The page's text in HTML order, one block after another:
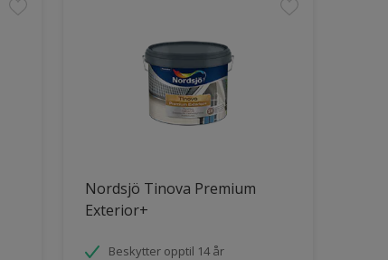
Nordsjö Tinova Premium
Exterior+
Beskytter opptil 14 år